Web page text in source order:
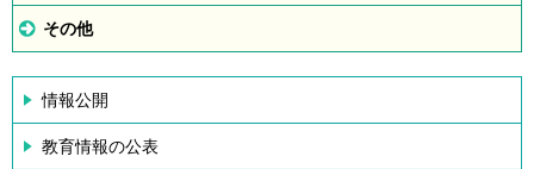
その他
情報公開
教育情報の公表